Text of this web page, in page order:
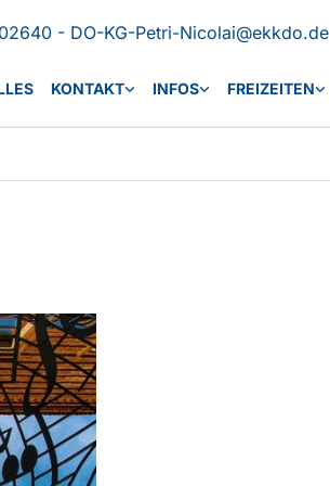
- DO-KG-Petri-Nicolai@ekkdo.de
KONTAKT INFOS FREIZEITEN